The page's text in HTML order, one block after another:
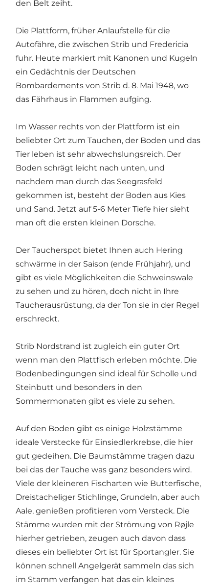
den Belt zeiht.
Die Plattform, früher Anlaufstelle für die
Autofähre, die zwischen Strib und Fredericia
fuhr. Heute markiert mit Kanonen und Kugeln
ein Gedächtnis der Deutschen
Bombardements von Strib d. 8. Mai 1948, wo
das Fährhaus in Flammen aufging.
Im Wasser rechts von der Plattform ist ein
beliebter Ort zum Tauchen, der Boden und das
Tier leben ist sehr abwechslungsreich. Der
Boden schrägt leicht nach unten, und
nachdem man durch das Seegrasfeld
gekommen ist, besteht der Boden aus Kies
und Sand. Jetzt auf 5-6 Meter Tiefe hier sieht
man oft die ersten kleinen Dorsche.
Der Taucherspot bietet Ihnen auch Hering
schwärme in der Saison (ende Frühjahr), und
gibt es viele Möglichkeiten die Schweinswale
zu sehen und zu hören, doch nicht in Ihre
Taucherausrüstung, da der Ton sie in der Regel
erschreckt.
Strib Nordstrand ist zugleich ein guter Ort
wenn man den Plattfisch erleben möchte. Die
Bodenbedingungen sind ideal für Scholle und
Steinbutt und besonders in den
Sommermonaten gibt es viele zu sehen.
Auf den Boden gibt es einige Holzstämme
ideale Verstecke für Einsiedlerkrebse, die hier
gut gedeihen. Die Baumstämme tragen dazu
bei das der Tauche was ganz besonders wird.
Viele der kleineren Fischarten wie Butterfische,
Dreistacheliger Stichlinge, Grundeln, aber auch
Aale, genießen profitieren vom Versteck. Die
Stämme wurden mit der Strömung von Røjle
hierher getrieben, zeugen auch davon dass
dieses ein beliebter Ort ist für Sportangler. Sie
können schnell Angelgerät sammeln das sich
im Stamm verfangen hat das ein kleines